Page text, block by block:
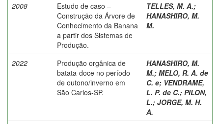
2008
Estudo de caso –
Construção da Árvore de
Conhecimento da Banana
a partir dos Sistemas de
Produção.
TELLES, M. A.;
HANASHIRO, M.
M.
2022
Produção orgânica de
batata-doce no período
de outono/inverno em
São Carlos-SP.
HANASHIRO, M.
M.; MELO, R. A. de
C. e; VENDRAME,
L. P. de C.; PILON,
L.; JORGE, M. H.
A.